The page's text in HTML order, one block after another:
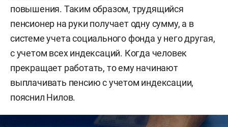
пенсионерам», — подчеркнул Силуанов. При этом
он добавил, что несколько лет назад, когда его
об этом спрашивали в Госдуме, денег не было.
Почему поменялась позиция? «Изменилась
ситуация в мире, в стране, изменилось
гражданское общество, изменились условия.
санкционная вакханалия, мы еще торговали
повышения. Таким образом, трудящийся
пенсионер на руки получает одну сумму, а в
системе учета социального фонда у него другая,
с учетом всех индексаций. Когда человек
прекращает работать, то ему начинают
выплачивать пенсию с учетом индексации,
пояснил Нилов.